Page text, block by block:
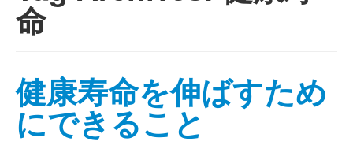
命
健康寿命を伸ばすため
にできること